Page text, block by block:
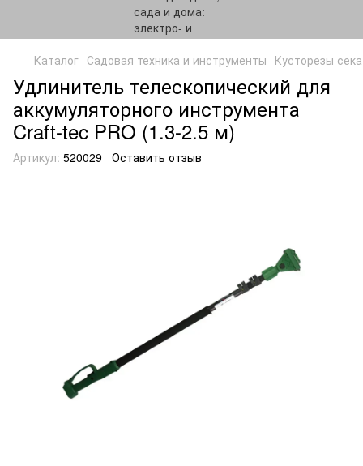
Каталог Садовая техника и инструменты Кусторезы
Удлинитель телескопический для
аккумуляторного инструмента
Craft-tec PRO (1.3-2.5 м)
Артикул: 520029 Оставить отзыв